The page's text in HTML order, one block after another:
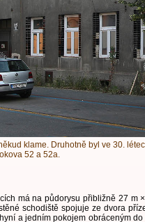
klame. Druhotně byl ve 30.
52 a 52a.
má na půdorysu přibližně 27
schodiště spojuje ze dvora
a jedním pokojem obráceným